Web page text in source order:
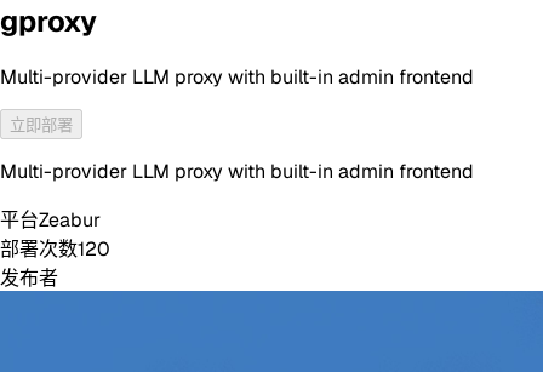
gproxy
Multi-provider LLM proxy with built-in admin frontend
立即部署
Multi-provider LLM proxy with built-in admin frontend
平台Zeabur
部署次数120
发布者